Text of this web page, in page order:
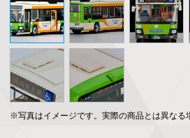
※写真はイメージです。実際の商品とは異なる